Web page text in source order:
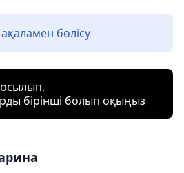
бөлісу
бірінші болып оқыңыз